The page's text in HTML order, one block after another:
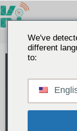
We've
different
to: